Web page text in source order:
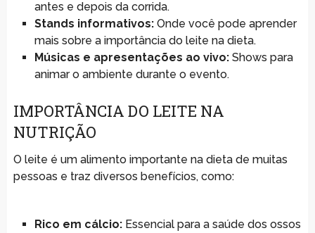
antes e depois da corrida.
Stands informativos:Onde você pode aprender
mais sobre a importância do leite na dieta.
Músicas e apresentações ao vivo:Shows para
animar o ambiente durante o evento.
IMPORTÂNCIA DO LEITE NA
NUTRIÇÃO
O leite é um alimento importante na dieta de muitas
pessoas e traz diversos benefícios, como:
Rico em cálcio:Essencial para a saúde dos ossos